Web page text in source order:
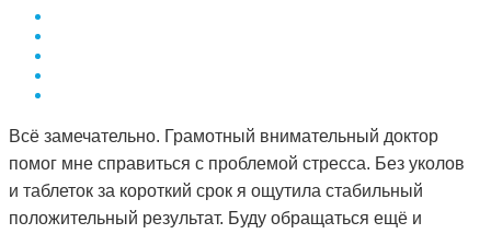
Всё замечательно. Грамотный внимательный доктор
помог мне справиться с проблемой стресса. Без уколов
и таблеток за короткий срок я ощутила стабильный
положительный результат. Буду обращаться ещё и